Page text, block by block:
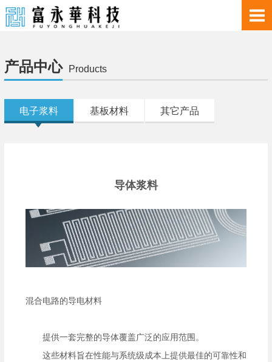
产品中心 Products
电子浆料 基板材料 其它产品
导体浆料
混合电路的导电材料
提供一套完整的导体覆盖广泛的应用范围。
这些材料旨在性能与系统级成本上提供最佳的可靠性和